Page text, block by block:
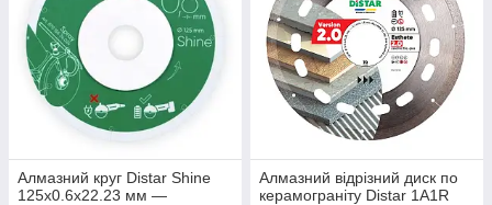
Алмазний круг Distar Shine
125x0.6x22.23 мм —
Алмазний відрізний диск по
керамограніту Distar 1A1R